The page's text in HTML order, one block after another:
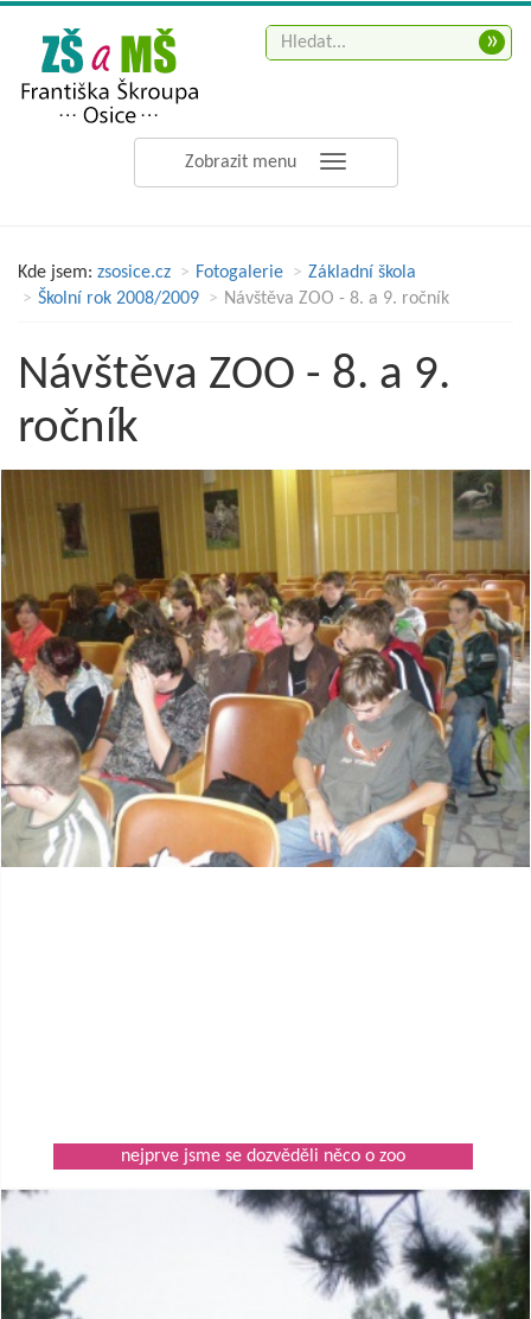
Zobrazit menu
»
Kde jsem: zsosice.cz Fotogalerie
Základní škola
Školní rok 2008/2009
Návštěva ZOO - 8. a 9. ročník
Návštěva ZOO - 8. a 9.
ročník
nejprve jsme se dozvěděli něco o zoo